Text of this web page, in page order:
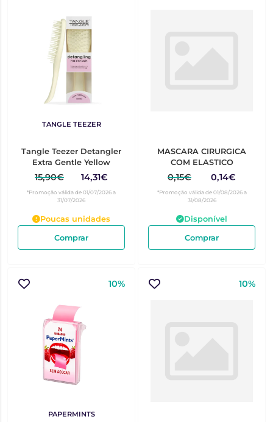
TANGLE TEEZER
Tangle Teezer Detangler
Extra Gentle Yellow
15,90€ 14,31€
*Promoção válida de 01/07/2026 a
31/07/2026
Poucas unidades
Comprar
MASCARA CIRURGICA
COM ELASTICO
0,15€ 0,14€
*Promoção válida de 01/08/2026 a
31/08/2026
Disponível
Comprar
10%
PAPERMINTS
10%